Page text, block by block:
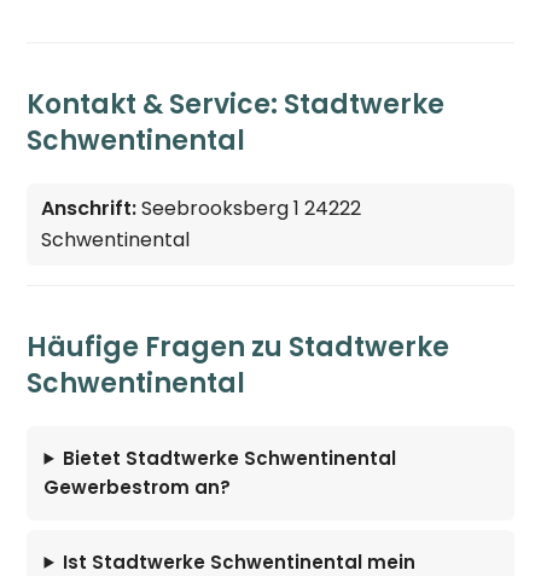
Kontakt & Service: Stadtwerke
Schwentinental
Anschrift:Seebrooksberg 1 24222
Schwentinental
Häufige Fragen zu Stadtwerke
Schwentinental
Bietet Stadtwerke Schwentinental
Gewerbestrom an?
Ist Stadtwerke Schwentinental mein